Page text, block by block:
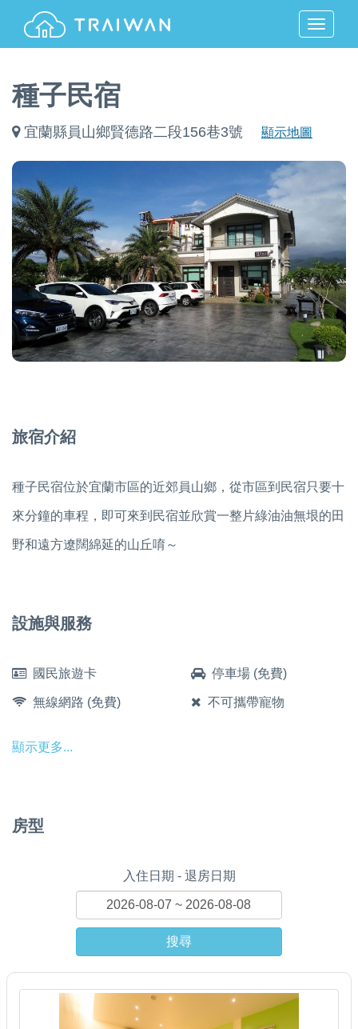
MENU
種子民宿
宜蘭縣員山鄉賢德路二段156巷3號 顯示地圖
旅宿介紹
種子民宿位於宜蘭市區的近郊員山鄉，從市區到民宿只要十
來分鐘的車程，即可來到民宿並欣賞一整片綠油油無垠的田
野和遠方遼闊綿延的山丘唷～
設施與服務
國民旅遊卡 停車場 (免費)
無線網路 (免費) 不可攜帶寵物
顯示更多...
房型
入住日期 - 退房日期
搜尋